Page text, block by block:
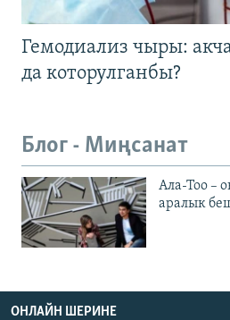
Гемодиализ чыры:
да которулганбы?
Блог - Миңсанат
Ала-Тоо –
аралык
ОНЛАЙН ШЕРИНЕ